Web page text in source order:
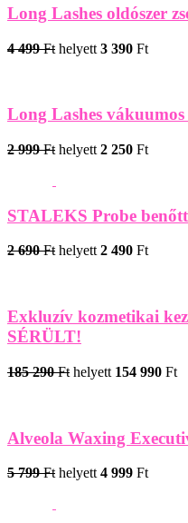
Long Lashes oldószer
4 499 Ft helyett 3 390 Ft
Long Lashes
2 999 Ft helyett 2 250 Ft
STALEKS Probe
2 690 Fthelyett2 490 Ft
Exkluzív kozmetikai
SÉRÜLT!
185 290 Ft helyett 154 990 Ft
Alveola Waxing
5 799 Ft helyett 4 999 Ft